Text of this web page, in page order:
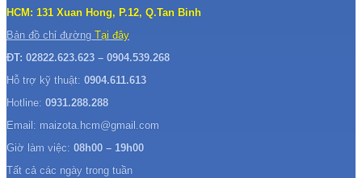
HCM: 131 Xuan Hong, P.12, Q.Tan Binh
Bản đồ chỉ đường Tại đây
ĐT: 02822.623.623 – 0904.539.268
Hỗ trợ kỹ thuật: 0904.611.613
Hotline: 0931.288.288
Email: maizota.hcm@gmail.com
Giờ làm việc: 08h00 – 19h00
Tất cả các ngày trong tuần